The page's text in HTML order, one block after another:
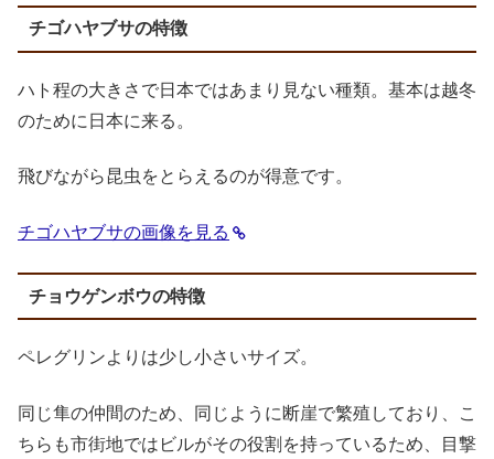
チゴハヤブサの特徴
ハト程の大きさで日本ではあまり見ない種類。基本は越冬
のために日本に来る。
飛びながら昆虫をとらえるのが得意です。
チゴハヤブサの画像を見る
チョウゲンボウの特徴
ペレグリンよりは少し小さいサイズ。
同じ隼の仲間のため、同じように断崖で繁殖しており、こ
ちらも市街地ではビルがその役割を持っているため、目撃